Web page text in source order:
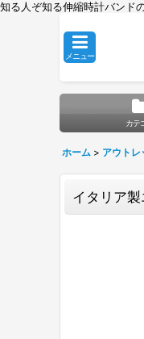
知る人ぞ知る伸縮時計バンド
メニュー
カテ
ホーム > アウトレ
イタリア